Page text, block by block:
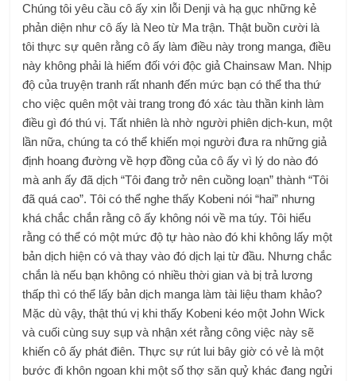
Chúng tôi yêu cầu cô ấy xin lỗi Denji và hạ gục những kẻ
phản diện như cô ấy là Neo từ Ma trận. Thật buồn cười là
tôi thực sự quên rằng cô ấy làm điều này trong manga, điều
này không phải là hiếm đối với độc giả Chainsaw Man. Nhịp
độ của truyện tranh rất nhanh đến mức bạn có thể tha thứ
cho việc quên một vài trang trong đó xác tàu thần kinh làm
điều gì đó thú vị. Tất nhiên là nhờ người phiên dịch-kun, một
lần nữa, chúng ta có thể khiến mọi người đưa ra những giả
định hoang đường về hợp đồng của cô ấy vì lý do nào đó
mà anh ấy đã dịch “Tôi đang trở nên cuồng loạn” thành “Tôi
đã quá cao”. Tôi có thể nghe thấy Kobeni nói “hai” nhưng
khá chắc chắn rằng cô ấy không nói về ma túy. Tôi hiểu
rằng có thể có một mức độ tự hào nào đó khi không lấy một
bản dịch hiện có và thay vào đó dịch lại từ đầu. Nhưng chắc
chắn là nếu bạn không có nhiều thời gian và bị trả lương
thấp thì có thể lấy bản dịch manga làm tài liệu tham khảo?
Mặc dù vậy, thật thú vị khi thấy Kobeni kéo một John Wick
và cuối cùng suy sụp và nhận xét rằng công việc này sẽ
khiến cô ấy phát điên. Thực sự rút lui bây giờ có vẻ là một
bước đi khôn ngoan khi một số thợ săn quỷ khác đang ngửi